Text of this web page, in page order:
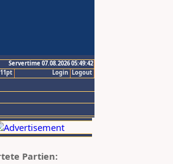
Servertime 07.08.2026 05:49:42
Logout
Login
Partien: